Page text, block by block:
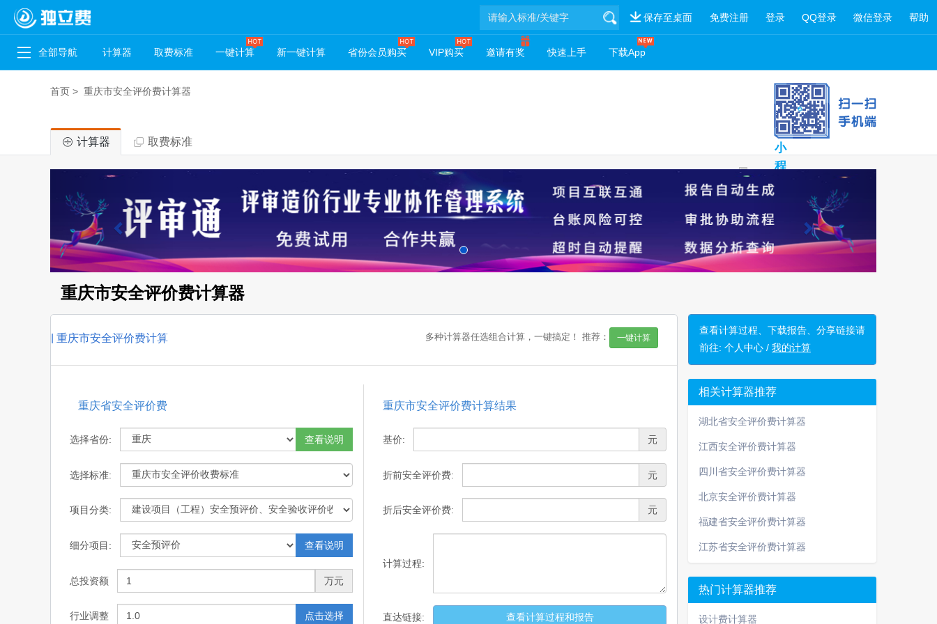
免费注册 登录 QQ登录 微信登录 帮助
保存至桌面
全部导航 计算器 取费标准 一键计算 新一键计算 省份会员购买 VIP购买 邀请有奖 快速上手 下载App
首页 > 重庆市安全评价费计算器
扫
一
扫
小
程
计算器 取费标准
重庆市安全评价费计算器
重庆市安全评价费计算 多种计算器任选组合计算，一键搞定！推荐： 一键计算
重庆省安全评价费
选择省份: 查看说明
选择标准:
项目分类:
细分项目: 查看说明
总投资额 万元
行业调整 点击选择
重庆市安全评价费计算结果
基价: 元
折前安全评价费: 元
折后安全评价费: 元
计算过程:
直达链接: 查看计算过程和报告
查看计算过程、下载报告、分享链接请
前往: 个人中心 / 我的计算
相关计算器推荐
湖北省安全评价费计算器
江西安全评价费计算器
四川省安全评价费计算器
北京安全评价费计算器
福建省安全评价费计算器
江苏省安全评价费计算器
热门计算器推荐
设计费计算器